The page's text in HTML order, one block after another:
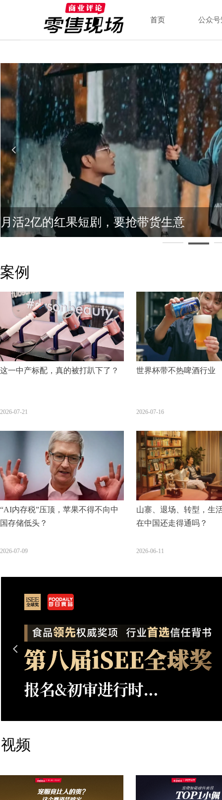
公众号
首页
新消费，资本“退烧”
넳
案例
这一中产标配，真的被打趴下了？
2026-07-21
世界杯带不热啤酒行业
2026-07-16
“AI内存税”压顶，苹果不得不向中
国存储低头？
2026-07-09
山寨、退场、转型，生
在中国还走得通吗？
2026-06-11
视频
넳